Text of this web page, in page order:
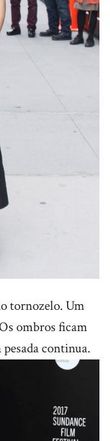
tornozelo. Um
ombros ficam
continua.